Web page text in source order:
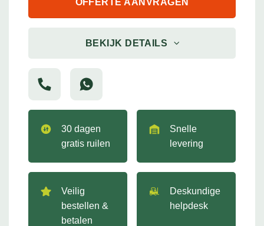
OFFERTE AANVRAGEN
BEKIJK DETAILS
30 dagen
gratis ruilen
Snelle
levering
Veilig
bestellen &
betalen
Deskundige
helpdesk